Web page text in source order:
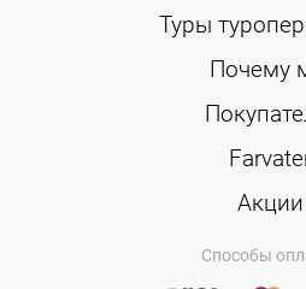
Туры
Почему
Акции
Способы